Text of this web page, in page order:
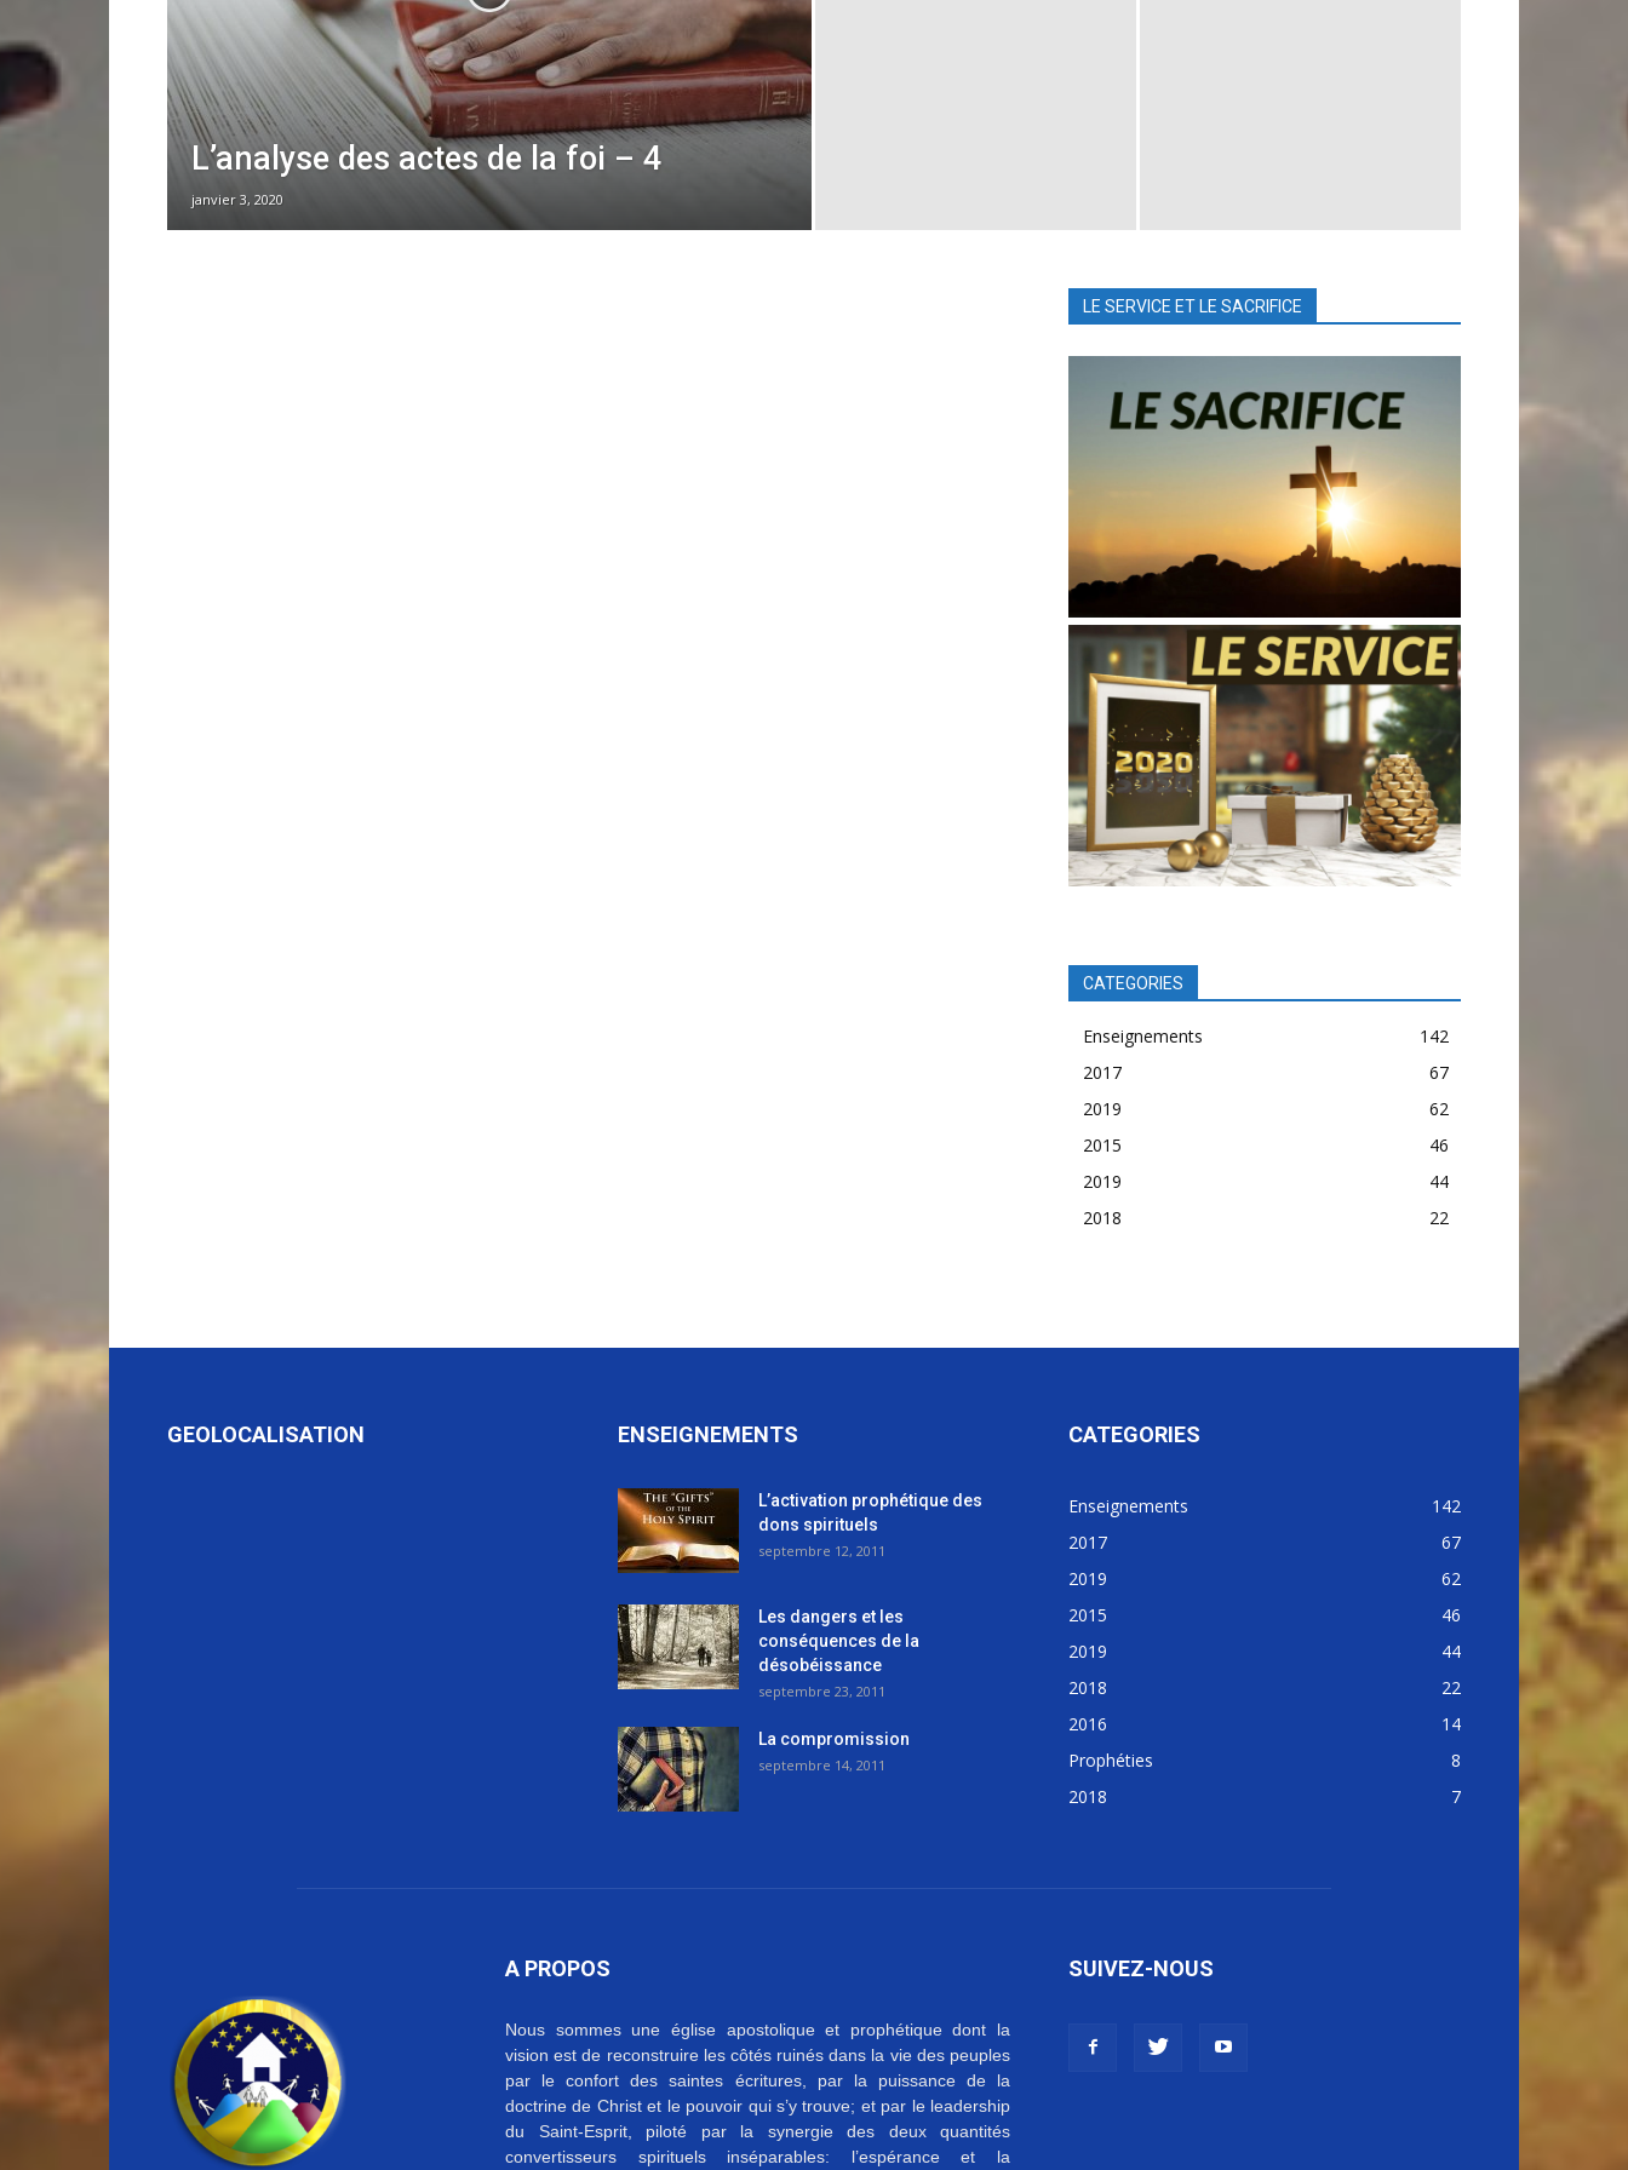
L’analyse des actes de la foi – 4
janvier 3, 2020
LE SERVICE ET LE SACRIFICE
CATEGORIES
Enseignements
142
2017
67
2019
62
2015
46
2019
44
2018
22
GEOLOCALISATION ENSEIGNEMENTS
L’activation prophétique des
dons spirituels
septembre 12, 2011
Les dangers et les
conséquences de la
désobéissance
septembre 23, 2011
La compromission
septembre 14, 2011
CATEGORIES
Enseignements
142
2017
67
2019
62
2015
46
2019
44
2018
22
2016
14
Prophéties
8
2018
7
A PROPOS
Nous sommes une église apostolique et prophétique dont la
vision est de reconstruire les côtés ruinés dans la vie des peuples
par le confort des saintes écritures, par la puissance de la
doctrine de Christ et le pouvoir qui s’y trouve; et par le leadership
du Saint-Esprit, piloté par la synergie des deux quantités
convertisseurs spirituels inséparables: l’espérance et la
SUIVEZ-NOUS